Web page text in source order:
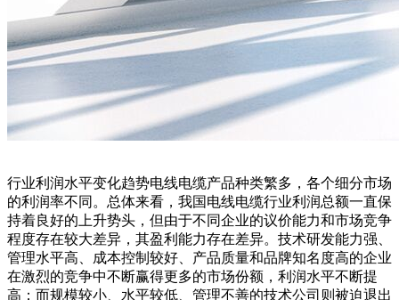
行业利润水平变化趋势电线电缆产品种类繁多，各个细分市场
的利润率不同。总体来看，我国电线电缆行业利润总额一直保
持着良好的上升势头，但由于不同企业的议价能力和市场竞争
程度存在较大差异，其盈利能力存在差异。技术研发能力强、
管理水平高、成本控制较好、产品质量和品牌知名度高的企业
在激烈的竞争中不断赢得更多的市场份额，利润水平不断提
高；而规模较小、水平较低、管理不善的技术公司则被迫退出